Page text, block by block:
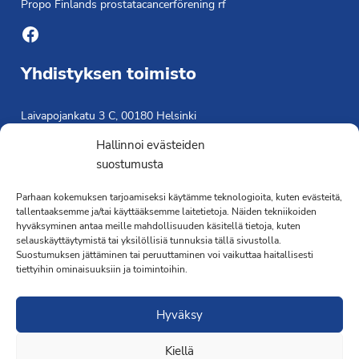
Hallinnoi evästeiden
suostumusta
Parhaan kokemuksen tarjoamiseksi käytämme teknologioita, kuten evästeitä,
tallentaaksemme ja/tai käyttääksemme laitetietoja. Näiden tekniikoiden
hyväksyminen antaa meille mahdollisuuden käsitellä tietoja, kuten
selauskäyttäytymistä tai yksilöllisiä tunnuksia tällä sivustolla.
Suostumuksen jättäminen tai peruuttaminen voi vaikuttaa haitallisesti
tiettyihin ominaisuuksiin ja toimintoihin.
Hyväksy
Kiellä
Propo Finlands prostatacancerförening rf
Facebook
Yhdistyksen toimisto
Laivapojankatu 3 C, 00180 Helsinki
Saavutettavuusseloste »
Toiminnanjohtaja
Kimmo Järvinen
Terveydenhoitaja
041 501 4176
·Toteutus ja ylläpitoMMD Networks